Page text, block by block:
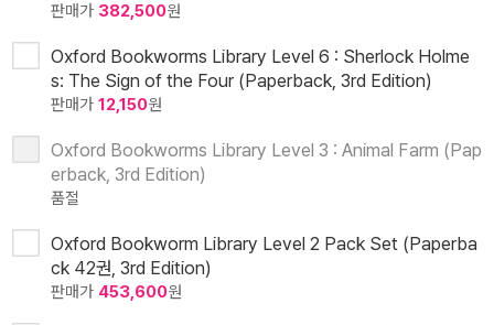
판매가 382,500원
Oxford Bookworms Library Level 6 : Sherlock Holme
s: The Sign of the Four (Paperback, 3rd Edition)
판매가 12,150원
Oxford Bookworms Library Level 3 : Animal Farm (Pap
erback, 3rd Edition)
품절
Oxford Bookworm Library Level 2 Pack Set (Paperba
ck 42권, 3rd Edition)
판매가 453,600원